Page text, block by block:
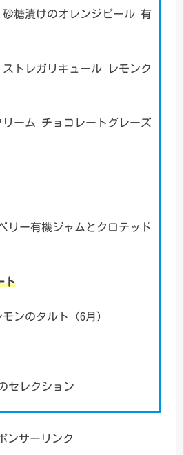
糖漬けのオレンジピール 有
トレガリキュール レモンク
ーム チョコレートグレーズ
リー有機ジャムとクロテッド
ト
ンのタルト（6月）
セレクション
ンサーリンク